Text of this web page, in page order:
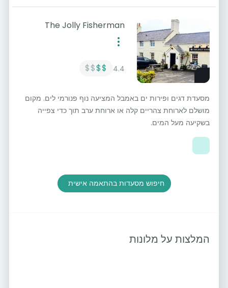
The Jolly Fisherman
4.4
$$
$$
מסעדת דגים ופירות ים באמבל המציעה נוף פנורמי לים. מקום
מושלם לארוחת צהריים קלה או ארוחת ערב תוך כדי צפייה
בשקיעה מעל המים.
חיפוש מסעדות בהתאמה אישית
המלצות על מלונות